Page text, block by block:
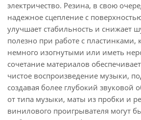
электричество. Резина, в свою
надежное сцепление с
улучшает стабильность и снижает
полезно при работе с пластинками,
немного изогнутыми или иметь
сочетание материалов
чистое воспроизведение музыки,
создавая более глубокий звуковой
от типа музыки, маты из пробки и
винилового проигрывателя могут